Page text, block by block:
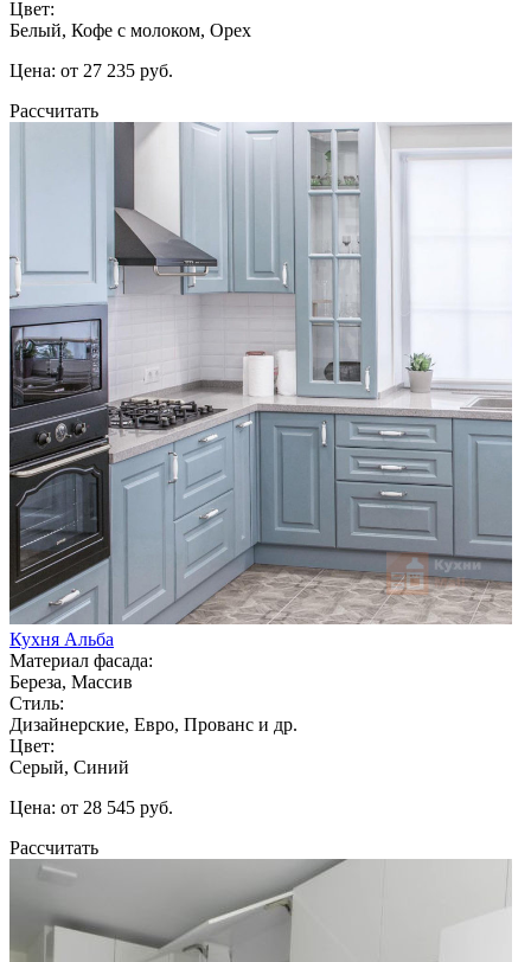
Цвет:
Белый, Кофе с молоком, Орех
Цена: от 27 235 руб.
Рассчитать
Кухня Альба
Материал фасада:
Береза, Массив
Стиль:
Дизайнерские, Евро, Прованс и др.
Цвет:
Серый, Синий
Цена: от 28 545 руб.
Рассчитать